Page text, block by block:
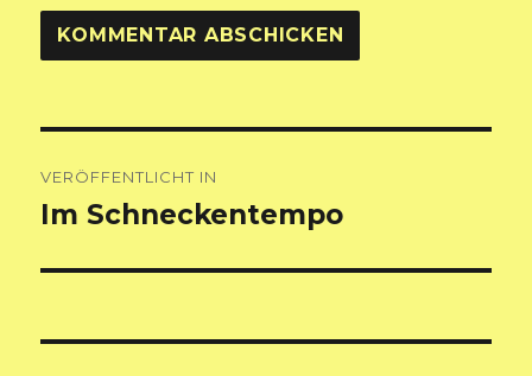
VERÖFFENTLICHT IN
Im Schneckentempo